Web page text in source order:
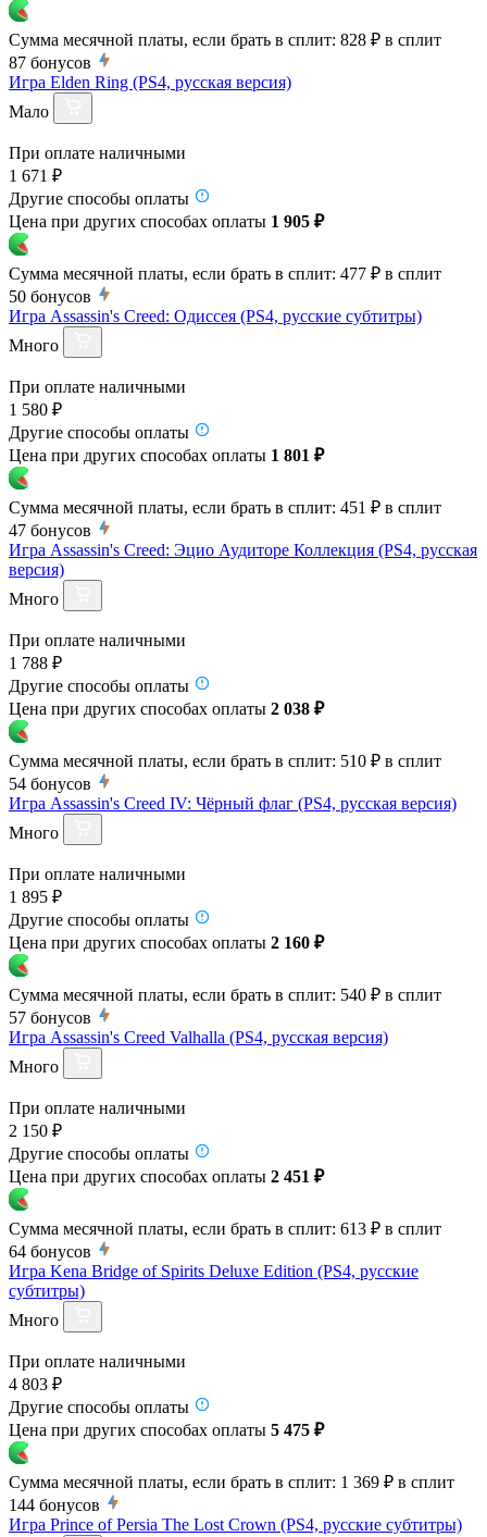
Сумма месячной платы, если брать в сплит: 828 ₽ в сплит
87 бонусов
Игра Elden Ring (PS4, русская версия)
Мало
При оплате наличными
1 671 ₽
Другие способы оплаты
Цена при других способах оплаты 1 905 ₽
Сумма месячной платы, если брать в сплит: 477 ₽ в сплит
50 бонусов
Игра Assassin's Creed: Одиссея (PS4, русские субтитры)
Много
При оплате наличными
1 580 ₽
Другие способы оплаты
Цена при других способах оплаты 1 801 ₽
Сумма месячной платы, если брать в сплит: 451 ₽ в сплит
47 бонусов
Игра Assassin's Creed: Эцио Аудиторе Коллекция (PS4, русская
версия)
Много
При оплате наличными
1 788 ₽
Другие способы оплаты
Цена при других способах оплаты 2 038 ₽
Сумма месячной платы, если брать в сплит: 510 ₽ в сплит
54 бонусов
Игра Assassin's Creed IV: Чёрный флаг (PS4, русская версия)
Много
При оплате наличными
1 895 ₽
Другие способы оплаты
Цена при других способах оплаты 2 160 ₽
Сумма месячной платы, если брать в сплит: 540 ₽ в сплит
57 бонусов
Игра Assassin's Creed Valhalla (PS4, русская версия)
Много
При оплате наличными
2 150 ₽
Другие способы оплаты
Цена при других способах оплаты 2 451 ₽
Сумма месячной платы, если брать в сплит: 613 ₽ в сплит
64 бонусов
Игра Kena Bridge of Spirits Deluxe Edition (PS4, русские
субтитры)
Много
При оплате наличными
4 803 ₽
Другие способы оплаты
Цена при других способах оплаты 5 475 ₽
Сумма месячной платы, если брать в сплит: 1 369 ₽ в сплит
144 бонусов
Игра Prince of Persia The Lost Crown (PS4, русские субтитры)